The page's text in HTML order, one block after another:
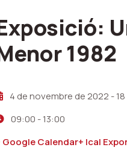
1982
4 de novembre de 2022 -
09:00 -13:00
Google Calendar+ Ical